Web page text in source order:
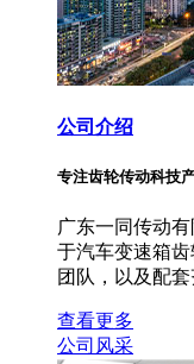
公司介绍
专注齿轮传动科技
广东一同传动
于汽车变速箱
团队，以及配套
查看更多
公司风采